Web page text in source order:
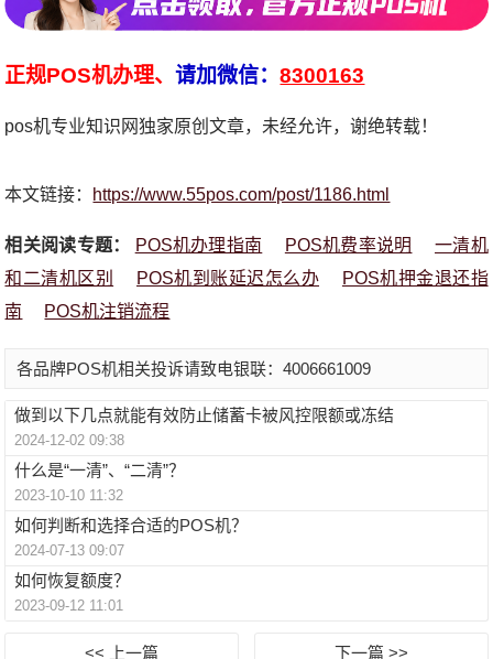
正规POS机办理、请加微信：8300163
pos机专业知识网独家原创文章，未经允许，谢绝转载！
本文链接： https://www.55pos.com/post/1186.html
相关阅读专题： POS机办理指南 POS机费率说明
一清机
和二清机区别
POS机到账延迟怎么办
POS机押金退还指
南
POS机注销流程
各品牌POS机相关投诉请致电银联：4006661009
做到以下几点就能有效防止储蓄卡被风控限额或冻结
2024-12-02 09:38
什么是“一清”、“二清”？
2023-10-10 11:32
如何判断和选择合适的POS机？
2024-07-13 09:07
如何恢复额度？
2023-09-12 11:01
<< 上一篇 下一篇 >>